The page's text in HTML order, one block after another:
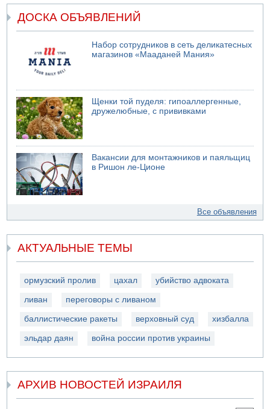
ДОСКА ОБЪЯВЛЕНИЙ
Набор сотрудников в сеть деликатесных
магазинов «Мааданей Мания»
Щенки той пуделя: гипоаллергенные,
дружелюбные, с прививками
Вакансии для монтажников и паяльщиц
в Ришон ле-Ционе
Все объявления
АКТУАЛЬНЫЕ ТЕМЫ
ормузский пролив цахал убийство адвоката
ливан переговоры с ливаном
баллистические ракеты верховный суд хизбалла
эльдар даян война россии против украины
АРХИВ НОВОСТЕЙ ИЗРАИЛЯ